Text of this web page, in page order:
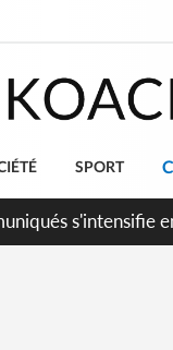
SPORT
pour un